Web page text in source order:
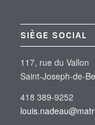
SIÈGE SOCIAL
117, rue du Vallon
Saint-Joseph-de-
418 389-9252